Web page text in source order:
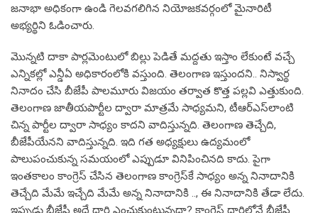
జనాభా అధికంగా ఉండి గెలవగలిగిన నియోజకవర్గంలో మైనారిటీ
అభ్యర్థిని ఓడించారు.
మొన్నటి దాకా పార్లమెంటులో బిల్లు పెడితే మద్దతు ఇస్తాం లేకుంటే వచ్చే
ఎన్నికల్లో ఎన్డీఏ అధికారంలోకి వస్తుంది. తెలంగాణ ఇస్తుందని.. నిస్వార్థ
నినాదం చేసి బీజేపీ పాలమూరు విజయం తర్వాత కొత్త పల్లవి ఎత్తుకుంది.
తెలంగాణ జాతీయపార్టీల ద్వారా మాత్రమే సాధ్యమని, టీఆర్‌ఎస్‌లాంటి
చిన్న పార్టీల ద్వారా సాధ్యం కాదని వాదిస్తున్నది. తెలంగాణ తెచ్చేది,
బీజేపీయేనని వాదిస్తున్నది. ఇది గత అధ్యక్షులు ఉద్యమంలో
పాలుపంచుకున్న సమయంలో ఎప్పుడూ వినిపించినది కాదు. పైగా
ఇంతకాలం కాంగ్రెస్ చేసిన తెలంగాణ కాంగ్రెస్‌కే సాధ్యం అన్న నినాదానికి
తెచ్చేది మేమే ఇచ్చేది మేమే అన్న నినాదానికి .., ఈ నినాదానికి తేడా లేదు.
ఇప్పుడు బీజేపీ అదే దారి ఎంచుకుంటున్నదా? కాంగ్రెస్ దారిలోనే బీజేపీ